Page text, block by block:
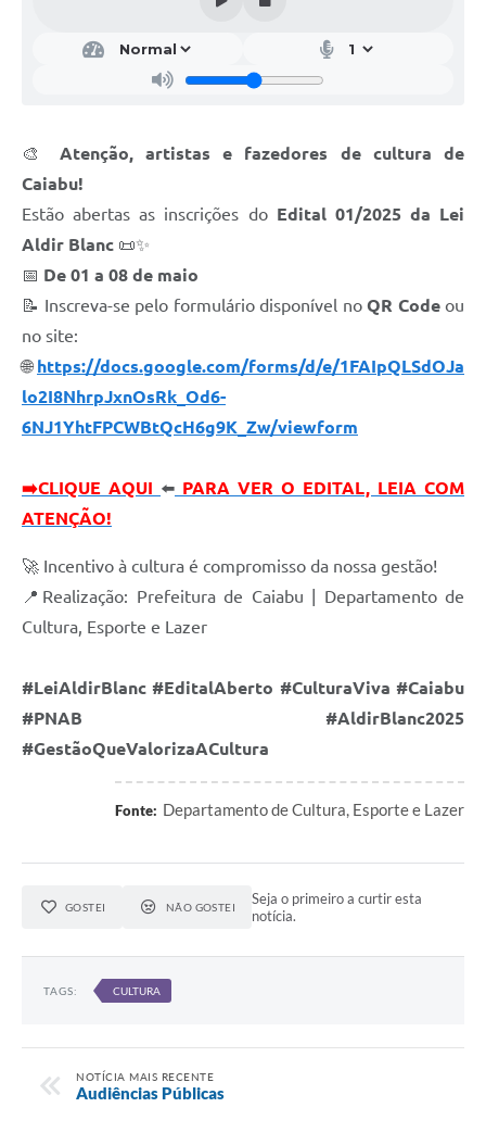
🎨 Atenção, artistas e fazedores de cultura de
Caiabu!
Estão abertas as inscrições do Edital 01/2025 da Lei
Aldir Blanc 📜✨
📅 De 01 a 08 de maio
📝 Inscreva-se pelo formulário disponível noQR Codeou
no site:
🌐 https://docs.google.com/forms/d/e/1FAIpQLSdOJa
lo2I8NhrpJxnOsRk_Od6-
6NJ1YhtFPCWBtQcH6g9K_Zw/viewform
➡️CLIQUE AQUI ⬅️ PARA VER O EDITAL, LEIA COM
ATENÇÃO!
🚀 Incentivo à cultura é compromisso da nossa gestão!
📍Realização: Prefeitura de Caiabu | Departamento de
Cultura, Esporte e Lazer
#LeiAldirBlanc #EditalAberto #CulturaViva #Caiabu
#PNAB #AldirBlanc2025
#GestãoQueValorizaACultura
Fonte: Departamento de Cultura, Esporte e Lazer
GOSTEI NÃO GOSTEI
Seja o primeiro a curtir esta
notícia.
TAGS: CULTURA
NOTÍCIA MAIS RECENTE
Audiências Públicas